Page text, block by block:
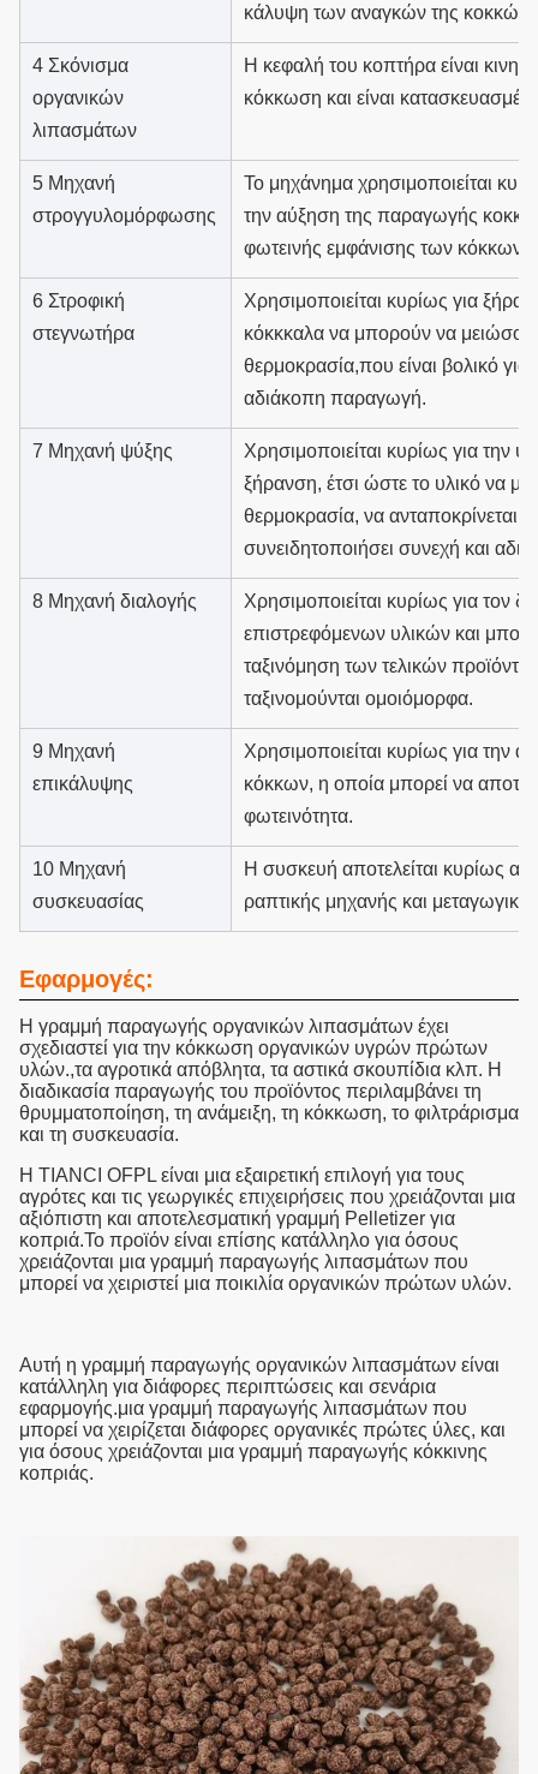
κάλυψη των αναγκών της
4 Σκόνισμα
οργανικών
λιπασμάτων
Η κεφαλή του κοπτήρα είναι
κόκκωση και είναι
5 Μηχανή
στρογγυλομόρφωσης
Το μηχάνημα χρησιμοποιείται
την αύξηση της παραγωγής
φωτεινής εμφάνισης των κόκκων.
6 Στροφική
στεγνωτήρα
Χρησιμοποιείται κυρίως για
κόκκκαλα να μπορούν να
θερμοκρασία,που είναι βολικό
αδιάκοπη παραγωγή.
7 Μηχανή ψύξης
Χρησιμοποιείται κυρίως για την
ξήρανση, έτσι ώστε το υλικό να
θερμοκρασία, να ανταποκρίνεται
συνειδητοποιήσει συνεχή και
8 Μηχανή διαλογής
Χρησιμοποιείται κυρίως για τον
επιστρεφόμενων υλικών και
ταξινόμηση των τελικών
ταξινομούνται ομοιόμορφα.
9 Μηχανή
επικάλυψης
Χρησιμοποιείται κυρίως για την
κόκκων, η οποία μπορεί να
φωτεινότητα.
10 Μηχανή
συσκευασίας
Η συσκευή αποτελείται κυρίως
ραπτικής μηχανής και μεταγωγική
Εφαρμογές:
Η γραμμή παραγωγής οργανικών λιπασμάτων έχει
σχεδιαστεί για την κόκκωση οργανικών υγρών πρώτων
υλών.,τα αγροτικά απόβλητα, τα αστικά σκουπίδια κλπ. Η
διαδικασία παραγωγής του προϊόντος περιλαμβάνει τη
θρυμματοποίηση, τη ανάμειξη, τη κόκκωση, το φιλτράρισμα
και τη συσκευασία.
Η TIANCI OFPL είναι μια εξαιρετική επιλογή για τους
αγρότες και τις γεωργικές επιχειρήσεις που χρειάζονται μια
αξιόπιστη και αποτελεσματική γραμμή Pelletizer για
κοπριά.Το προϊόν είναι επίσης κατάλληλο για όσους
χρειάζονται μια γραμμή παραγωγής λιπασμάτων που
μπορεί να χειριστεί μια ποικιλία οργανικών πρώτων υλών.
Αυτή η γραμμή παραγωγής οργανικών λιπασμάτων είναι
κατάλληλη για διάφορες περιπτώσεις και σενάρια
εφαρμογής.μια γραμμή παραγωγής λιπασμάτων που
μπορεί να χειρίζεται διάφορες οργανικές πρώτες ύλες, και
για όσους χρειάζονται μια γραμμή παραγωγής κόκκινης
κοπριάς.